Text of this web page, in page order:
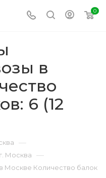
0
в
6 (12
—
Москва —
Москве Количество балок